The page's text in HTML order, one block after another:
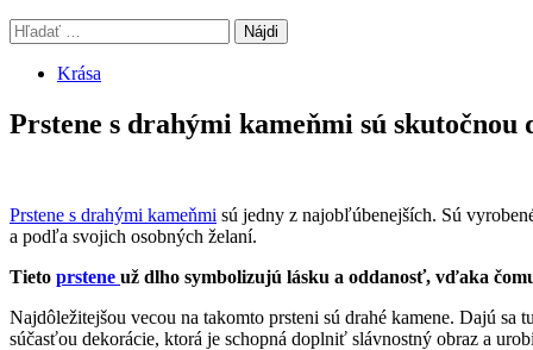
Hľadať:
Krása
Prstene s drahými kameňmi sú skutočnou
Prstene s drahými kameňmi sú jedny z najobľúbenejších. Sú
a podľa svojich osobných želaní.
Tieto prstene už dlho symbolizujú lásku a oddanosť, vďaka
Najdôležitejšou vecou na takomto prsteni sú drahé kamene. Dajú
súčasťou dekorácie, ktorá je schopná doplniť slávnostný obraz a